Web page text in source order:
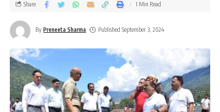
By Preneeta Sharma Published September 3, 2024
Share 1 Min Read